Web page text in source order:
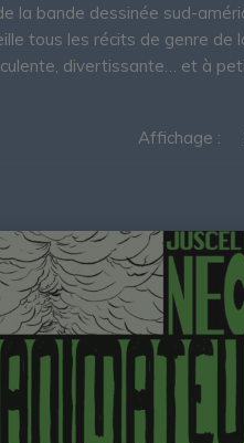
la bande dessinée sud-
tous les récits de genre de
divertissante… et à
Affichage :